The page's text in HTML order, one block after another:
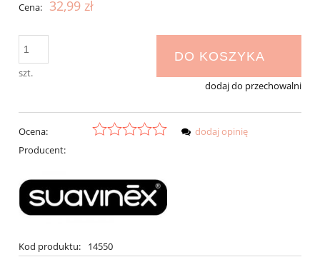
Cena: 32,99 zł
szt.
DO KOSZYKA
dodaj do przechowalni
Ocena:
Producent:
Kod produktu: 14550
dodaj opinię